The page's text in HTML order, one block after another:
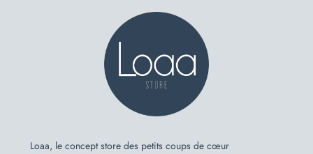
Loaa, le concept store des petits coups de cœur